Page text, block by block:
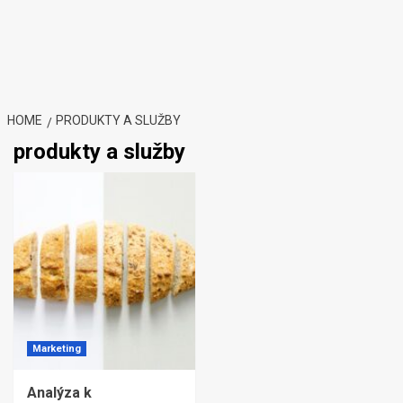
HOME PRODUKTY A SLUŽBY
produkty a služby
Marketing
Analýza k